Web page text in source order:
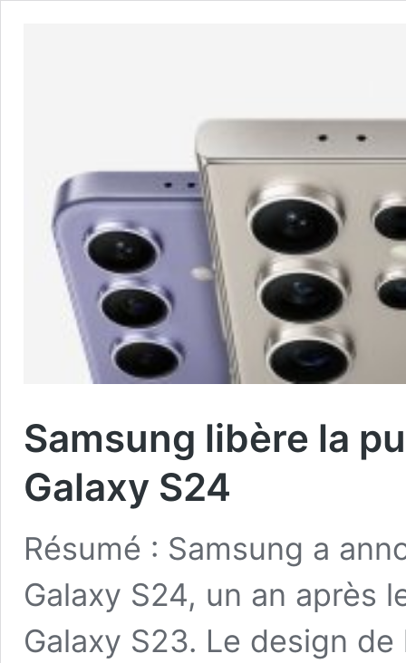
Samsung libère la
Galaxy S24
Résumé : Samsung a
Galaxy S24, un an après
Galaxy S23. Le design